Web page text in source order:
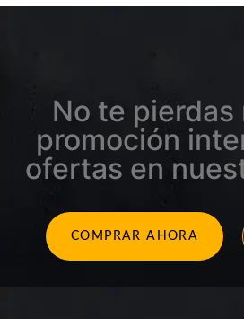
No te pierdas
promoción
ofertas en
COMPRAR AHORA